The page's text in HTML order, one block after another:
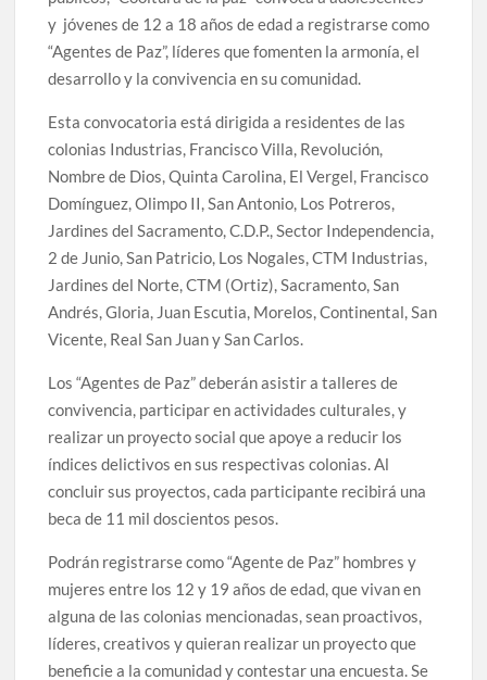
y jóvenes de 12 a 18 años de edad a registrarse como
“Agentes de Paz”, líderes que fomenten la armonía, el
desarrollo y la convivencia en su comunidad.
Esta convocatoria está dirigida a residentes de las
colonias Industrias, Francisco Villa, Revolución,
Nombre de Dios, Quinta Carolina, El Vergel, Francisco
Domínguez, Olimpo II, San Antonio, Los Potreros,
Jardines del Sacramento, C.D.P., Sector Independencia,
2 de Junio, San Patricio, Los Nogales, CTM Industrias,
Jardines del Norte, CTM (Ortiz), Sacramento, San
Andrés, Gloria, Juan Escutia, Morelos, Continental, San
Vicente, Real San Juan y San Carlos.
Los “Agentes de Paz” deberán asistir a talleres de
convivencia, participar en actividades culturales, y
realizar un proyecto social que apoye a reducir los
índices delictivos en sus respectivas colonias. Al
concluir sus proyectos, cada participante recibirá una
beca de 11 mil doscientos pesos.
Podrán registrarse como “Agente de Paz” hombres y
mujeres entre los 12 y 19 años de edad, que vivan en
alguna de las colonias mencionadas, sean proactivos,
líderes, creativos y quieran realizar un proyecto que
beneficie a la comunidad y contestar una encuesta. Se